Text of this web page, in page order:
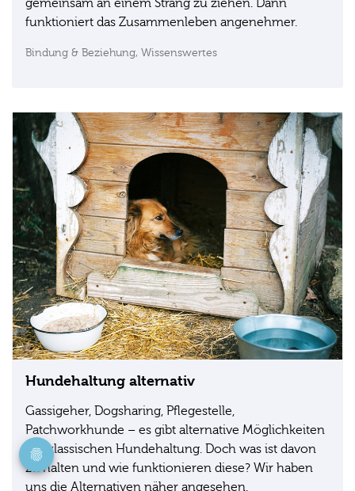
funktioniert das Zusammenleben angenehmer.
Bindung & Beziehung, Wissenswertes
Hundehaltung alternativ
Gassigeher, Dogsharing, Pflegestelle,
Patchworkhunde – es gibt alternative Möglichkeiten
zur klassischen Hundehaltung. Doch was ist davon
zu halten und wie funktionieren diese? Wir haben
uns die Alternativen näher angesehen.